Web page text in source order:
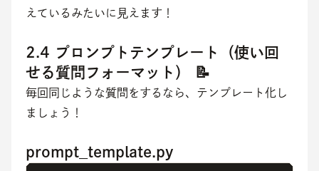
えているみたいに見えます！
2.4 プロンプトテンプレート（使い回
せる質問フォーマット） 📝
毎回同じような質問をするなら、テンプレート化し
ましょう！
prompt_template.py